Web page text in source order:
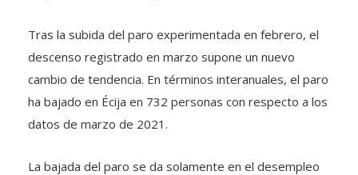
Tras la subida del paro experimentada en febrero, el
descenso registrado en marzo supone un nuevo
cambio de tendencia. En términos interanuales, el paro
ha bajado en Écija en 732 personas con respecto a los
datos de marzo de 2021.
La bajada del paro se da solamente en el desempleo